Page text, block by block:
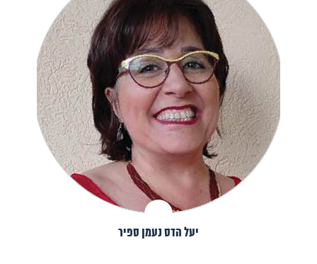
יעל הדס נעמן ספיר